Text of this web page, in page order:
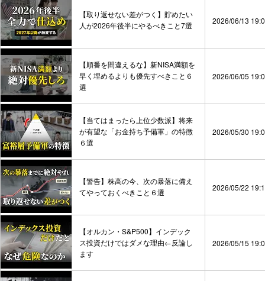
【取り返せない差がつく】貯めたい
人が2026年後半にやるべきこと7選
2026/06/13
【順番を間違えるな】新NISA満額を
早く埋めるよりも優先すべきこと６
選
2026/06/05
【当てはまったら上位少数派】将来
が有望な「お金持ち予備軍」の特徴
６選
2026/05/30
【警告】株高の今、次の暴落に備え
てやっておくべきこと６選
2026/05/22
【オルカン・S&P500】インデック
ス投資だけではダメな理由←反論し
ます
2026/05/15